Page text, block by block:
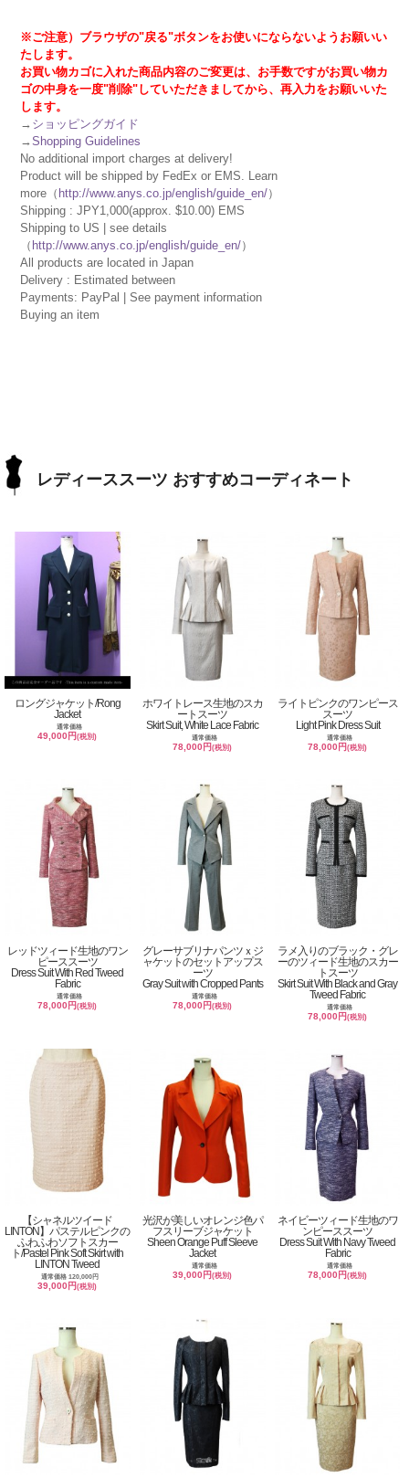
※ご注意）ブラウザの"戻る"ボタンをお使いにならないようお願いい
たします。
お買い物カゴに入れた商品内容のご変更は、お手数ですがお買い物カ
ゴの中身を一度"削除"していただきましてから、再入力をお願いいた
します。
→ ショッピングガイド
→Shopping Guidelines
No additional import charges at delivery!
Product will be shipped by FedEx or EMS. Learn
more（ http://www.anys.co.jp/english/guide_en/）
Shipping : JPY1,000(approx. $10.00) EMS
Shipping to US | see details
（ http://www.anys.co.jp/english/guide_en/）
All products are located in Japan
Delivery : Estimated between
Payments: PayPal | See payment information
Buying an item
レディーススーツ おすすめコーディネート
ロングジャケット/Rong
Jacket
通常価格
49,000円(税別)
ホワイトレース生地のスカ
ートスーツ
Skirt Suit, White Lace Fabric
通常価格
78,000円(税別)
ライトピンクのワンピース
スーツ
Light Pink Dress Suit
通常価格
78,000円(税別)
レッドツィード生地のワン
ピーススーツ
Dress Suit With Red Tweed
Fabric
通常価格
78,000円(税別)
グレーサブリナパンツｘジ
ャケットのセットアップス
ーツ
Gray Suit with Cropped Pants
通常価格
78,000円(税別)
ラメ入りのブラック・グレ
ーのツィード生地のスカー
トスーツ
Skirt Suit With Black and Gray
Tweed Fabric
通常価格
78,000円(税別)
【シャネルツイード
LINTON】パステルピンクの
ふわふわソフトスカー
ト/Pastel Pink Soft Skirt with
LINTON Tweed
通常価格 120,000円
39,000円(税別)
光沢が美しいオレンジ色パ
フスリーブジャケット
Sheen Orange Puff Sleeve
Jacket
通常価格
39,000円(税別)
ネイビーツィード生地のワ
ンピーススーツ
Dress Suit With Navy Tweed
Fabric
通常価格
78,000円(税別)